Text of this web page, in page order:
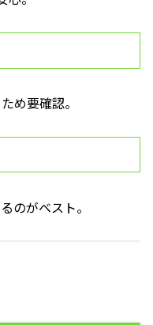
め要確認。
のがベスト。